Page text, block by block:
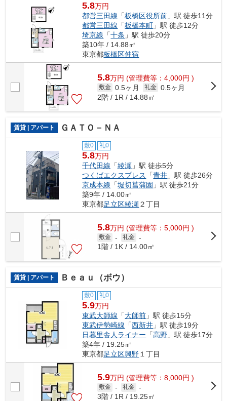
5.8万円
都営三田線 「板橋区役所前 」駅 徒歩11分
都営三田線 「板橋本町 」駅 徒歩12分
埼京線 「十条 」駅 徒歩20分
築10年 / 14.88㎡
東京都板橋区仲宿
5.8万円 (管理費等：4,000円 )
敷金 0.5ヶ月 礼金 0.5ヶ月
2階 / 1R / 14.88㎡
賃貸 | アパート ＧＡＴＯ－ＮＡ
敷0 礼0
5.8万円
千代田線 「綾瀬 」駅 徒歩5分
つくばエクスプレス
「青井 」駅 徒歩26分
京成本線 「堀切菖蒲園 」駅 徒歩21分
築9年 / 14.00㎡
東京都足立区綾瀬２丁目
5.8万円 (管理費等：5,000円 )
敷金 - 礼金 -
1階 / 1K / 14.00㎡
賃貸 | アパート Ｂｅａｕ（ボウ）
敷0 礼0
5.9万円
東武大師線 「大師前 」駅 徒歩15分
東武伊勢崎線 「西新井 」駅 徒歩19分
日暮里舎人ライナー 「高野 」駅 徒歩17分
築4年 / 19.25㎡
東京都足立区興野 １丁目
5.9万円 (管理費等：8,000円 )
敷金 - 礼金 -
3階 / 1R / 19.25㎡